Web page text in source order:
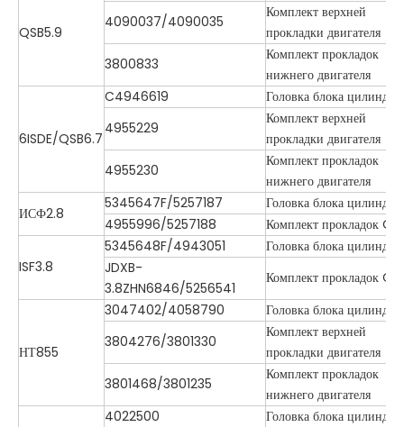
QSB5.9
4090037/4090035
Комплект верхней
прокладки двигателя
3800833
Комплект прокладок
нижнего двигателя
6ISDE/QSB6.7
C4946619
Головка блока
4955229
Комплект верхней
прокладки двигателя
4955230
Комплект прокладок
нижнего двигателя
ИСФ2.8
5345647F/5257187
Головка блока
4955996/5257188
Комплект прокладок O/
ISF3.8
5345648F/4943051
Головка блока
JDXB-
3.8ZHN6846/5256541
Комплект прокладок O/
НТ855
3047402/4058790
Головка блока
3804276/3801330
Комплект верхней
прокладки двигателя
3801468/3801235
Комплект прокладок
нижнего двигателя
4022500
Головка блока